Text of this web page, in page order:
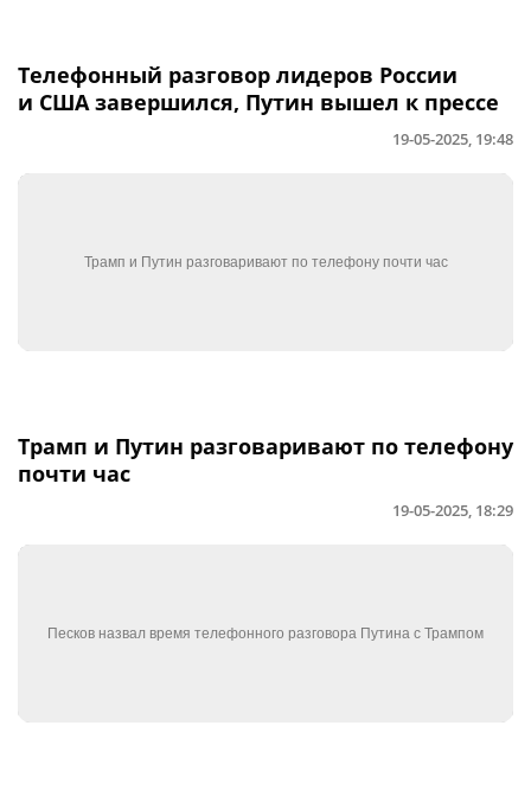
Телефонный разговор лидеров России
и США завершился, Путин вышел к прессе
19-05-2025, 19:48
Трамп и Путин разговаривают по телефону
почти час
19-05-2025, 18:29